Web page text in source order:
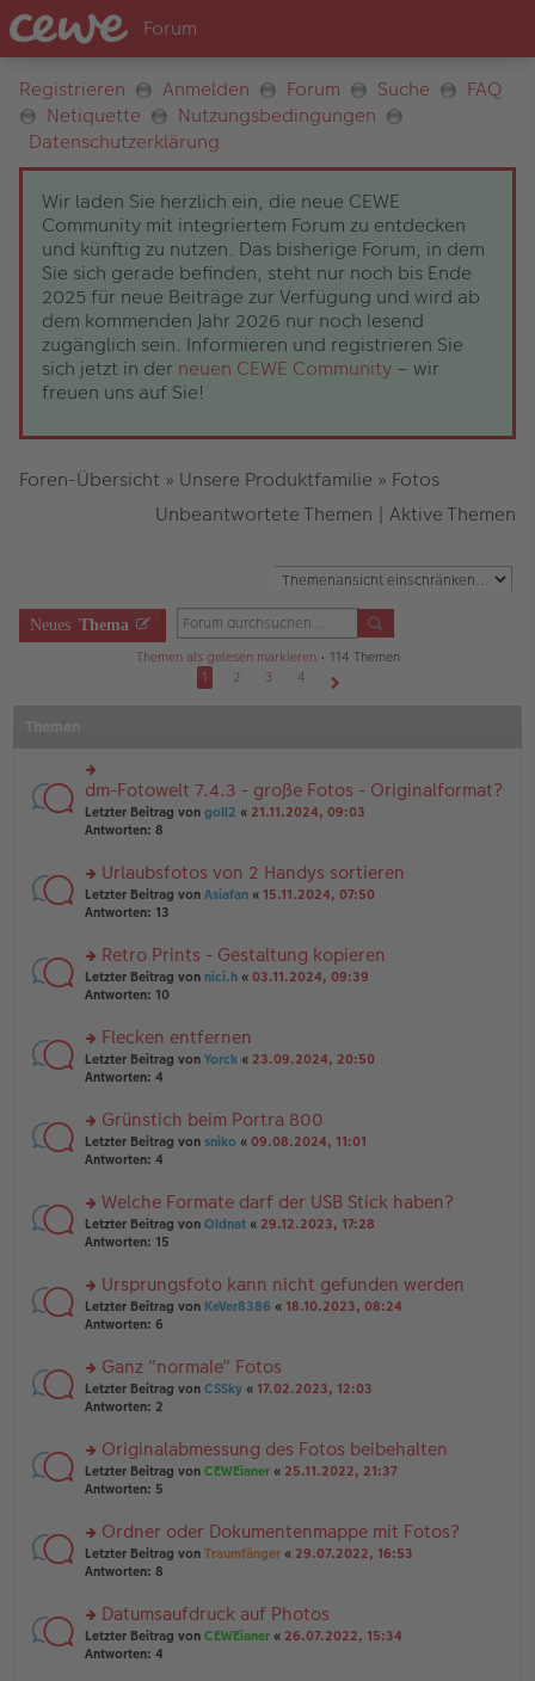
Registrieren Anmelden Forum Suche
FAQ
Netiquette
Nutzungsbedingungen
Datenschutzerklärung
Wir laden Sie herzlich ein, die neue CEWE
Community mit integriertem Forum zu entdecken
und künftig zu nutzen. Das bisherige Forum, in dem
Sie sich gerade befinden, steht nur noch bis Ende
2025 für neue Beiträge zur Verfügung und wird ab
dem kommenden Jahr 2026 nur noch lesend
zugänglich sein. Informieren und registrieren Sie
sich jetzt in der neuen CEWE Community – wir
freuen uns auf Sie!
Foren-Übersicht » Unsere Produktfamilie » Fotos
Unbeantwortete Themen | Aktive Themen
Neues Thema
Themen als gelesen markieren• 114 Themen
1
2 3
4
rs
te
r
g
el
es
n
er
B
ei
a
g
dm-Fotowelt 7.4.3 - große Fotos - Originalformat?
Letzter Beitrag von goll2 « 21.11.2024, 09:03
Antworten: 8
rs
te
n
g
el
e
n
er
tr
a
g
Urlaubsfotos von 2 Handys sortieren
Letzter Beitrag von Asiafan « 15.11.2024, 07:50
Antworten: 13
rs
te
n
g
el
e
n
er
tr
a
g
Retro Prints - Gestaltung kopieren
Letzter Beitrag von nici.h « 03.11.2024, 09:39
Antworten: 10
rs
te
n
g
el
e
n
er
tr
a
g
Flecken entfernen
Letzter Beitrag von Yorck « 23.09.2024, 20:50
Antworten: 4
rs
te
n
g
el
e
n
er
tr
a
g
Grünstich beim Portra 800
Letzter Beitrag von sniko « 09.08.2024, 11:01
Antworten: 4
rs
te
n
g
el
e
n
er
tr
a
g
Welche Formate darf der USB Stick haben?
Letzter Beitrag von Oldnat « 29.12.2023, 17:28
Antworten: 15
rs
te
n
g
el
e
n
er
tr
a
g
Ursprungsfoto kann nicht gefunden werden
Letzter Beitrag von KeVer8386 « 18.10.2023, 08:24
Antworten: 6
rs
te
n
g
el
e
n
er
tr
a
g
Ganz "normale" Fotos
Letzter Beitrag von CSSky « 17.02.2023, 12:03
Antworten: 2
rs
te
n
g
el
e
n
er
Originalabmessung des Fotos beibehalten
Letzter Beitrag von CEWEianer « 25.11.2022, 21:37
Antworten: 5
rs
te
n
g
el
Ordner oder Dokumentenmappe mit Fotos?
Letzter Beitrag von Traumfänger « 29.07.2022, 16:53
Antworten: 8
rs
te
Datumsaufdruck auf Photos
Letzter Beitrag von CEWEianer « 26.07.2022, 15:34
Antworten: 4